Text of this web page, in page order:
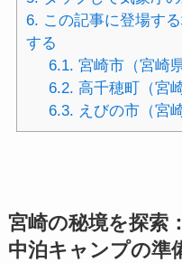
6. この記事に登場す
する
6.1. 宮崎市（宮崎
6.2. 高千穂町（宮
6.3. えびの市（宮
宮崎の秘境を探索
中泊キャンプの準